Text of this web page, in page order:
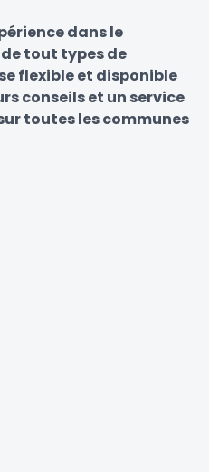
dans le
tout types de
flexible et disponible
conseils et un service
toutes les communes